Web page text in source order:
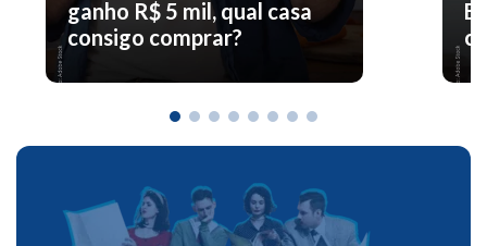
ganho R$ 5 mil, qual casa
consigo comprar?